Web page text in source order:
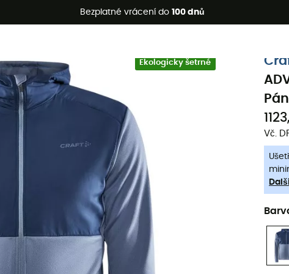
Bezplatné vrácení do 100 dnů
Letní akce 🔥 -5 % EXTRA při nákupu 2 produktů* s kódem Summer5
Ekologicky šetrné
Vč.